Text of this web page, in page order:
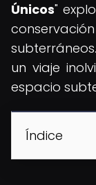
Únicos"
un viaje
espacio
Índice